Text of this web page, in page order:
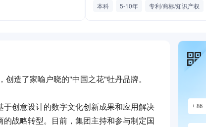
本科 5-10年 专利/商标/知识产权
造了家喻户晓的"中国之花"牡丹品牌。
创意设计的数字文化创新成果和应用解决
战略转型。目前，集团主持和参与制定国
+ 86